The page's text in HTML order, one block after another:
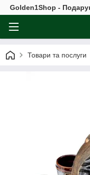
Golden1Shop -
Товари та послуги